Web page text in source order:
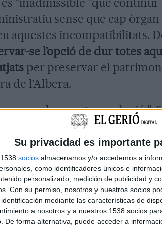
Su privacidad es importante
socios almacenamos y/o accedemos a
como identificadores únicos e
personalizado, medición de publicidad y
Con su permiso, nosotros y nuestros socios
mediante las características de
a nosotros y a nuestros 1538 socios
De forma alternativa, puede acceder a
sense que cap òrgan
aquestes incompatibilitats.
se l’opció de dur totes
per preservar el
de l’Albera.
amb aquesta resolució
i paisatgístics de la serra de
el futur del segon
Empordà; el parceòlic
d’Energies
al·legacions presentades que